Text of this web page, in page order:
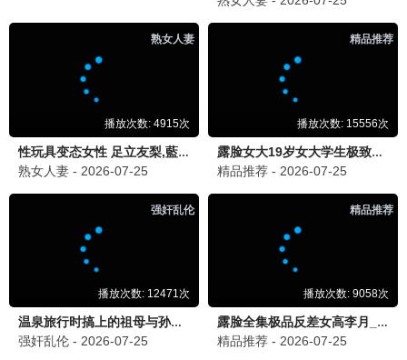
欢喜冤家 逗逗一家
影迷留言